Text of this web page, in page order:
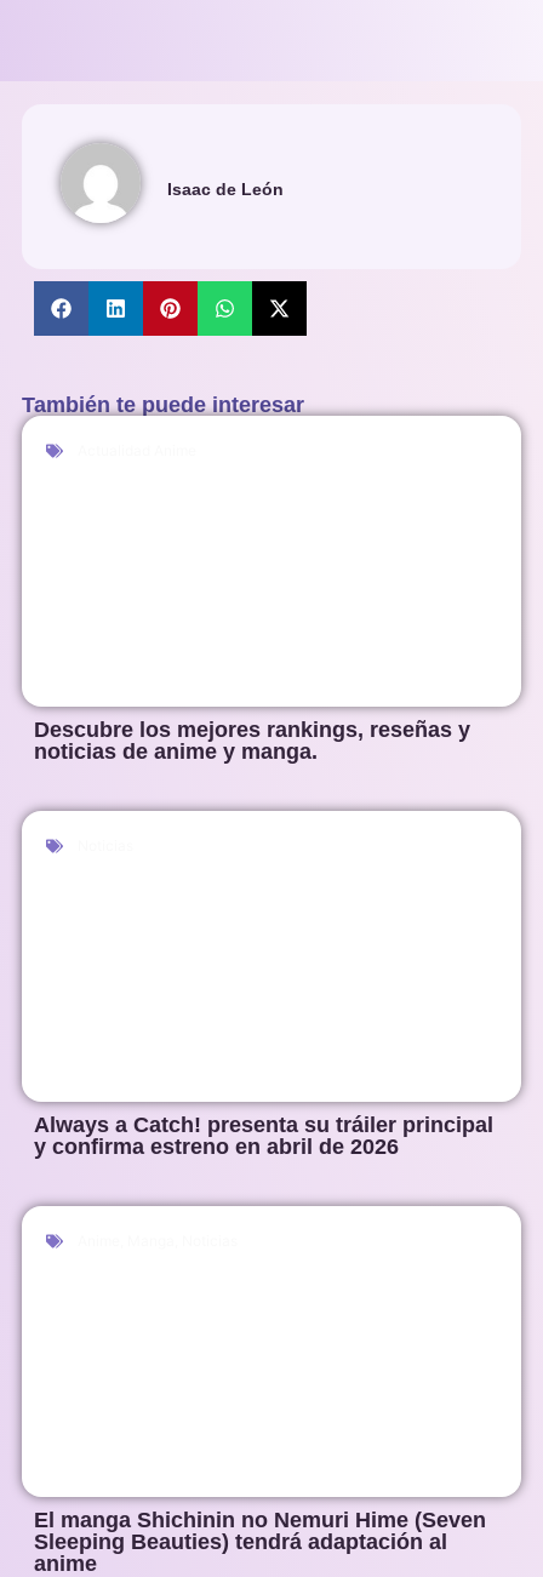
Isaac de León
También te puede interesar
Descubre los mejores rankings, reseñas y
noticias de anime y manga.
Always a Catch! presenta su tráiler principal
y confirma estreno en abril de 2026
El manga Shichinin no Nemuri Hime (Seven
Sleeping Beauties) tendrá adaptación al
anime